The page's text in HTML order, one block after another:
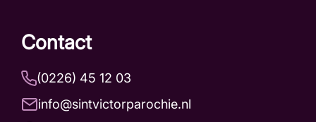
Contact
(0226) 45 12 03
info@sintvictorparochie.nl